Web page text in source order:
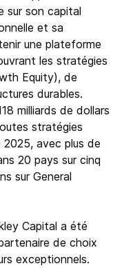
sur son capital
et sa
une plateforme
les stratégies
Equity), de
durables.
milliards de dollars
stratégies
avec plus de
20 pays sur cinq
sur General
Capital a été
de choix
exceptionnels.